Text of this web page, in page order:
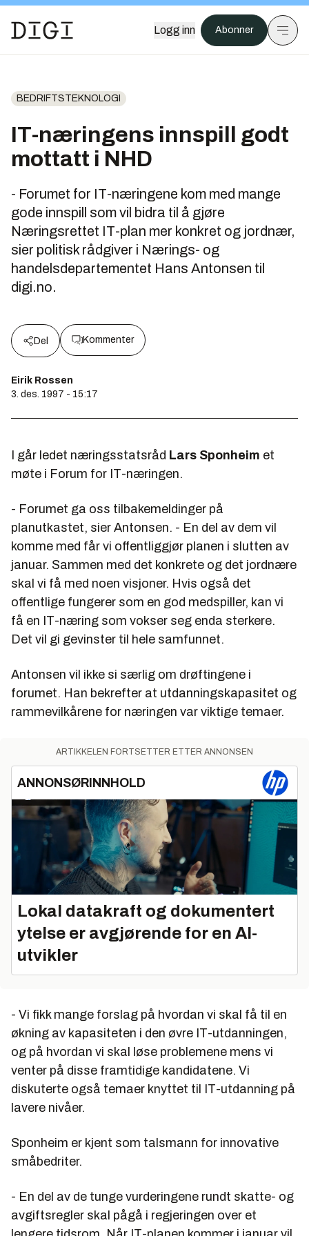
Logg inn Abonner
BEDRIFTSTEKNOLOGI
IT-næringens innspill godt
mottatt i NHD
- Forumet for IT-næringene kom med mange
gode innspill som vil bidra til å gjøre
Næringsrettet IT-plan mer konkret og jordnær,
sier politisk rådgiver i Nærings- og
handelsdepartementet Hans Antonsen til
digi.no.
Del Kommenter
Eirik Rossen
3. des. 1997 - 15:17
I går ledet næringsstatsråd Lars Sponheim et
møte i Forum for IT-næringen.
- Forumet ga oss tilbakemeldinger på
planutkastet, sier Antonsen. - En del av dem vil
komme med får vi offentliggjør planen i slutten av
januar. Sammen med det konkrete og det jordnære
skal vi få med noen visjoner. Hvis også det
offentlige fungerer som en god medspiller, kan vi
få en IT-næring som vokser seg enda sterkere.
Det vil gi gevinster til hele samfunnet.
Antonsen vil ikke si særlig om drøftingene i
forumet. Han bekrefter at utdanningskapasitet og
rammevilkårene for næringen var viktige temaer.
ARTIKKELEN FORTSETTER ETTER ANNONSEN
ANNONSØRINNHOLD
Lokal datakraft og dokumentert
ytelse er avgjørende for en AI-
utvikler
- Vi fikk mange forslag på hvordan vi skal få til en
økning av kapasiteten i den øvre IT-utdanningen,
og på hvordan vi skal løse problemene mens vi
venter på disse framtidige kandidatene. Vi
diskuterte også temaer knyttet til IT-utdanning på
lavere nivåer.
Sponheim er kjent som talsmann for innovative
småbedriter.
- En del av de tunge vurderingene rundt skatte- og
avgiftsregler skal pågå i regjeringen over et